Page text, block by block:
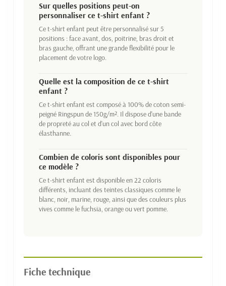
Sur quelles positions peut-on
personnaliser ce t-shirt enfant ?
Ce t-shirt enfant peut être personnalisé sur 5
positions : face avant, dos, poitrine, bras droit et
bras gauche, offrant une grande flexibilité pour le
placement de votre logo.
Quelle est la composition de ce t-shirt
enfant ?
Ce t-shirt enfant est composé à 100% de coton semi-
peigné Ringspun de 150g/m². Il dispose d'une bande
de propreté au col et d'un col avec bord côte
élasthanne.
Combien de coloris sont disponibles pour
ce modèle ?
Ce t-shirt enfant est disponible en 22 coloris
différents, incluant des teintes classiques comme le
blanc, noir, marine, rouge, ainsi que des couleurs plus
vives comme le fuchsia, orange ou vert pomme.
Fiche technique